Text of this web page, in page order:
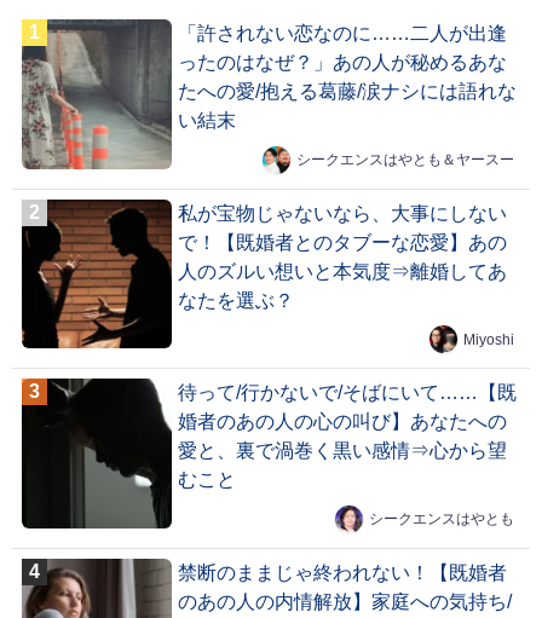
「許されない恋なのに……二人が出逢
ったのはなぜ？」あの人が秘めるあな
たへの愛/抱える葛藤/涙ナシには語れな
い結末
シークエンスはやとも＆ヤースー
私が宝物じゃないなら、大事にしない
で！【既婚者とのタブーな恋愛】あの
人のズルい想いと本気度⇒離婚してあ
なたを選ぶ？
Miyoshi
待って/行かないで/そばにいて……【既
婚者のあの人の心の叫び】あなたへの
愛と、裏で渦巻く黒い感情⇒心から望
むこと
シークエンスはやとも
禁断のままじゃ終われない！【既婚者
のあの人の内情解放】家庭への気持ち/